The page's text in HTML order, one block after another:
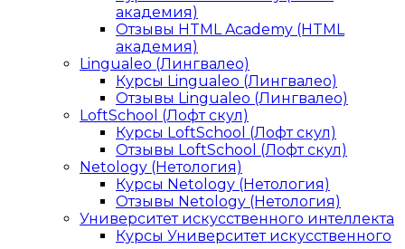
академия)
Отзывы HTML Academy (HTML
академия)
Lingualeo (Лингвалео)
Курсы Lingualeo (Лингвалео)
Отзывы Lingualeo (Лингвалео)
LoftSchool (Лофт скул)
Курсы LoftSchool (Лофт скул)
Отзывы LoftSchool (Лофт скул)
Netology (Нетология)
Курсы Netology (Нетология)
Отзывы Netology (Нетология)
Университет искусственного интеллекта
Курсы Университет искусственного